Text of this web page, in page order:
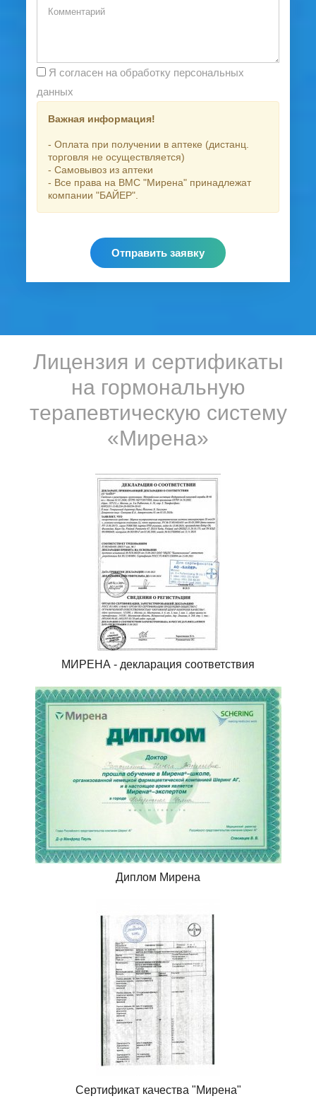
данных
Важная информация!
- Оплата при получении в аптеке (дистанц.
торговля не осуществляется)
- Самовывоз из аптеки
- Все права на ВМС "Мирена" принадлежат
компании "БАЙЕР".
Отправить заявку
Лицензия и сертификаты
на гормональную
терапевтическую систему
«Мирена»
МИРЕНА - декларация соответствия
Диплом Мирена
Сертификат качества "Мирена"